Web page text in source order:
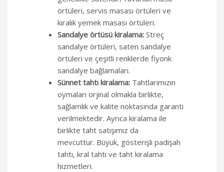
örtüleri, servis masası örtüleri ve
kiralık yemek masası örtüleri.
Sandalye örtüsü kiralama: Streç
sandalye örtüleri, saten sandalye
örtüleri ve çeşitli renklerde fiyonk
sandalye bağlamaları.
Sünnet tahtı kiralama: Tahtlarımızın
oymaları orjinal olmakla birlikte,
sağlamlık ve kalite noktasında garanti
verilmektedir. Ayrıca kiralama ile
birlikte taht satışımız da
mevcuttur. Büyük, gösterişli padişah
tahtı, kral tahtı ve taht kiralama
hizmetleri.